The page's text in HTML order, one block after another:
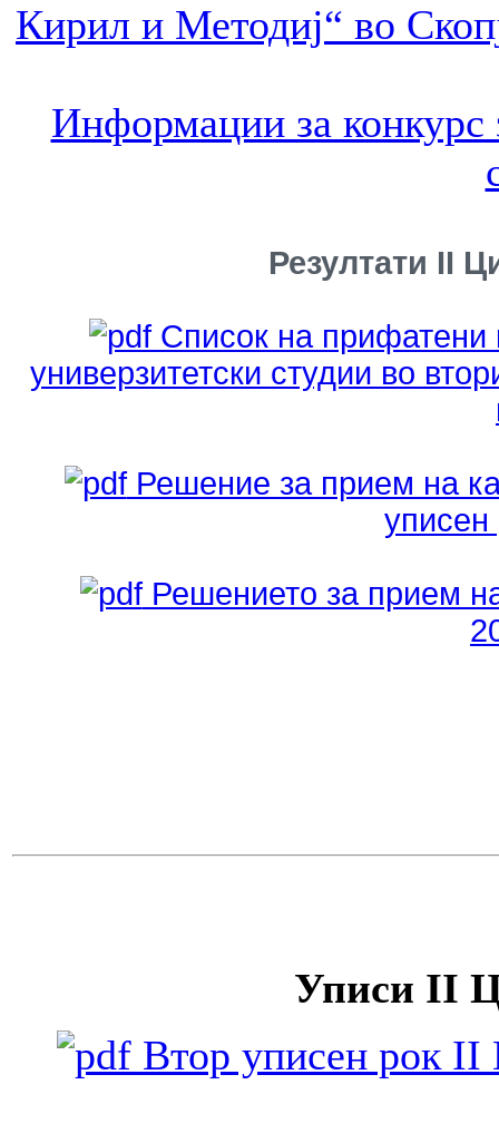
Кирил и Методиј“ во
Информации за конкурс
Резултати II
Список на прифатени
универзитетски студии во
Решение за прием на
уписен
Решението за прием
Уписи II
Втор уписен рок